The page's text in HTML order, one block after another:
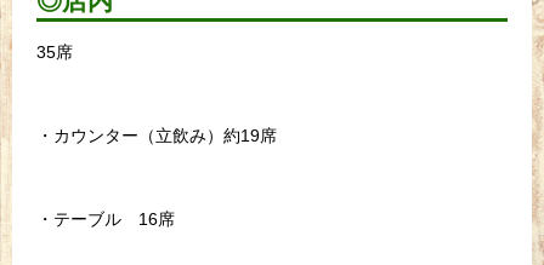
35席
・カウンター（立飲み）約19席
・テーブル 16席